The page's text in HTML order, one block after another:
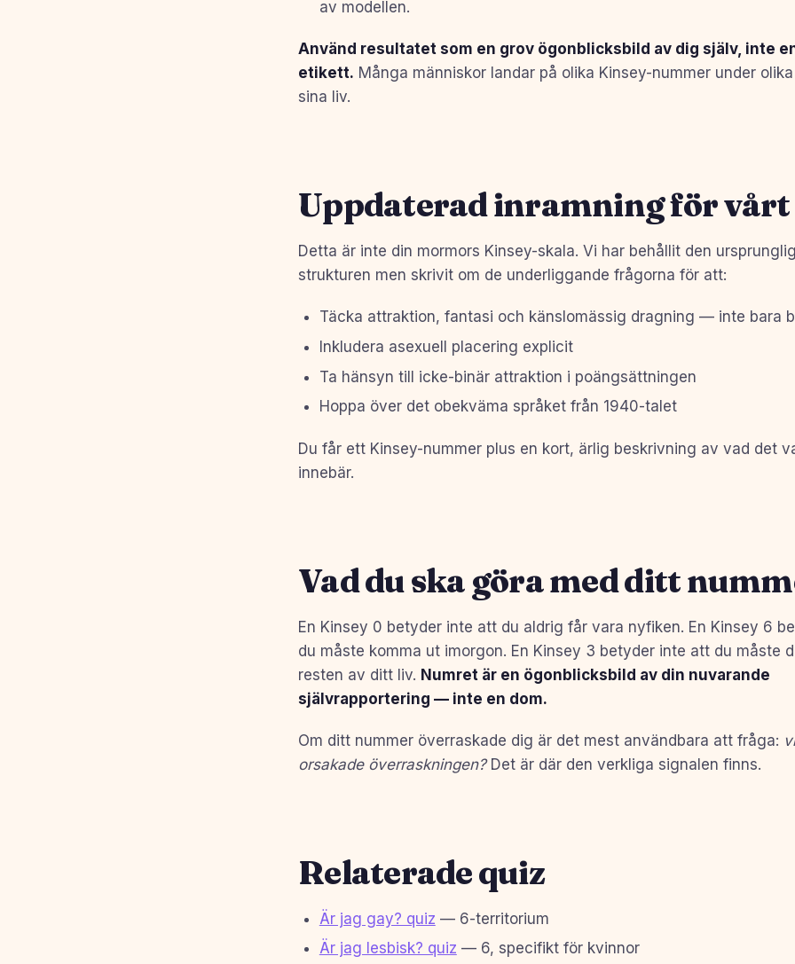
av modellen.
Använd resultatet som en grov ögonblicksbild av dig själv, inte
etikett. Många människor landar på olika Kinsey-nummer under
sina liv.
Uppdaterad inramning för vårt
Detta är inte din mormors Kinsey-skala. Vi har behållit den
strukturen men skrivit om de underliggande frågorna för att:
Täcka attraktion, fantasi och känslomässig dragning — inte bara
Inkludera asexuell placering explicit
Ta hänsyn till icke-binär attraktion i poängsättningen
Hoppa över det obekväma språket från 1940-talet
Du får ett Kinsey-nummer plus en kort, ärlig beskrivning av vad det
innebär.
Vad du ska göra med ditt
En Kinsey 0 betyder inte att du aldrig får vara nyfiken. En Kinsey 6
du måste komma ut imorgon. En Kinsey 3 betyder inte att du måste
resten av ditt liv. Numret är en ögonblicksbild av din nuvarande
självrapportering — inte en dom.
Om ditt nummer överraskade dig är det mest användbara att fråga:
orsakade överraskningen?Det är där den verkliga signalen finns.
Relaterade quiz
Är jag gay? quiz — 6-territorium
Är jag lesbisk? quiz — 6, specifikt för kvinnor